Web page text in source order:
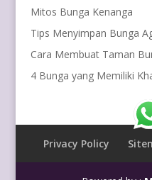
Mitos Bunga Kenanga
Tips Menyimpan Bunga
Cara Membuat Taman
4 Bunga yang Memiliki
Privacy Policy